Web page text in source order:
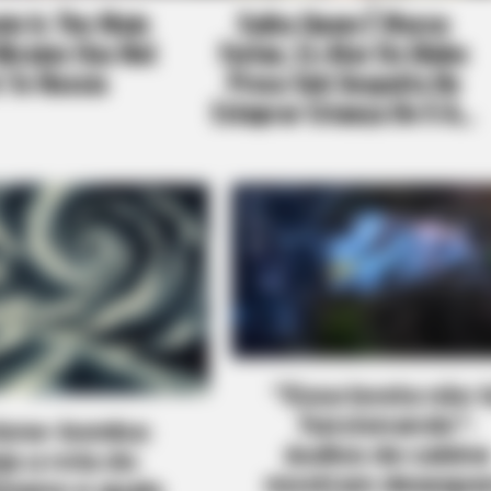
bomba:
a rota do
“Essa bosta não
funcionando”:
áudios de cabine
mostram